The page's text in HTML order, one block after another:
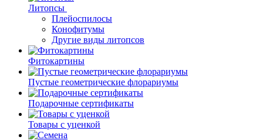
Литопсы
Плейоспилосы
Конофитумы
Другие виды литопсов
Фитокартины
Пустые геометрические флорариумы
Подарочные сертификаты
Товары с уценкой